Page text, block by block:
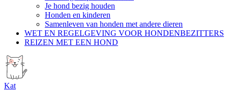
Je hond bezig houden
Honden en kinderen
Samenleven van honden met andere dieren
WET EN REGELGEVING VOOR HONDENBEZITTERS
REIZEN MET EEN HOND
Kat